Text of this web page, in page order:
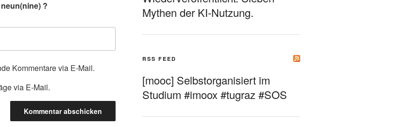
?
Kommentare via E-Mail.
via E-Mail.
Mythen der KI-Nutzung.
RSS FEED
[mooc] Selbstorganisiert im
Studium #imoox #tugraz #SOS